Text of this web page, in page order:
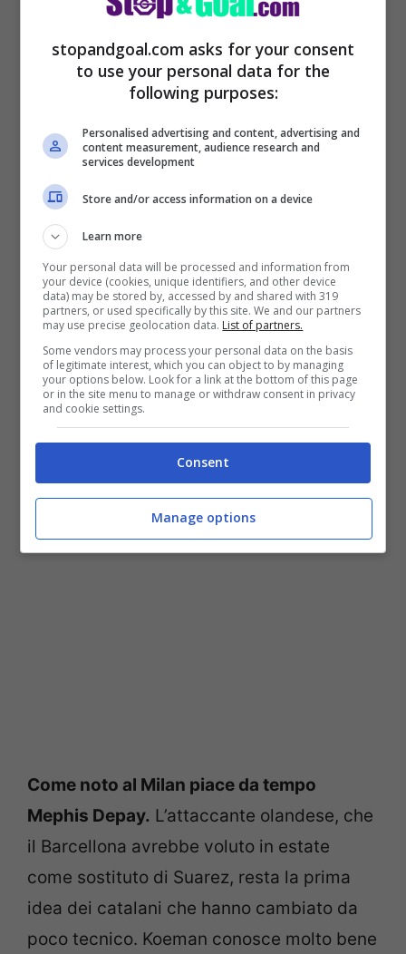
empasseper chiudere il colpo di mercato
Calciomercato Milan, Tomiyasu (Getty Images)
Mercato Milan: Depay via
a gennaio, il prezzo è di
saldo
Come noto al Milan piace da tempo
Mephis Depay. L’attaccante olandese, che
il Barcellona avrebbe voluto in estate
come sostituto di Suarez, resta la prima
idea dei catalani che hanno cambiato da
poco tecnico. Koeman conosce molto bene
stopandgoal.com asks for your consent
to use your personal data for the
following purposes:
Personalised advertising and content, advertising and
content measurement, audience research and
services development
Store and/or access information on a device
Learn more
Your personal data will be processed and information from
your device (cookies, unique identifiers, and other device
data) may be stored by, accessed by and shared with 319
partners, or used specifically by this site. We and our partners
may use precise geolocation data. List of partners.
Some vendors may process your personal data on the basis
of legitimate interest, which you can object to by managing
your options below. Look for a link at the bottom of this page
or in the site menu to manage or withdraw consent in privacy
and cookie settings.
Consent
Manage options